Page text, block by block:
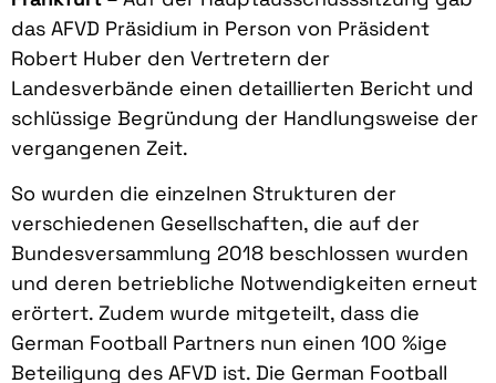
das AFVD Präsidium in Person von Präsident
Robert Huber den Vertretern der
Landesverbände einen detaillierten Bericht und
schlüssige Begründung der Handlungsweise der
vergangenen Zeit.
So wurden die einzelnen Strukturen der
verschiedenen Gesellschaften, die auf der
Bundesversammlung 2018 beschlossen wurden
und deren betriebliche Notwendigkeiten erneut
erörtert. Zudem wurde mitgeteilt, dass die
German Football Partners nun einen 100 %ige
Beteiligung des AFVD ist. Die German Football